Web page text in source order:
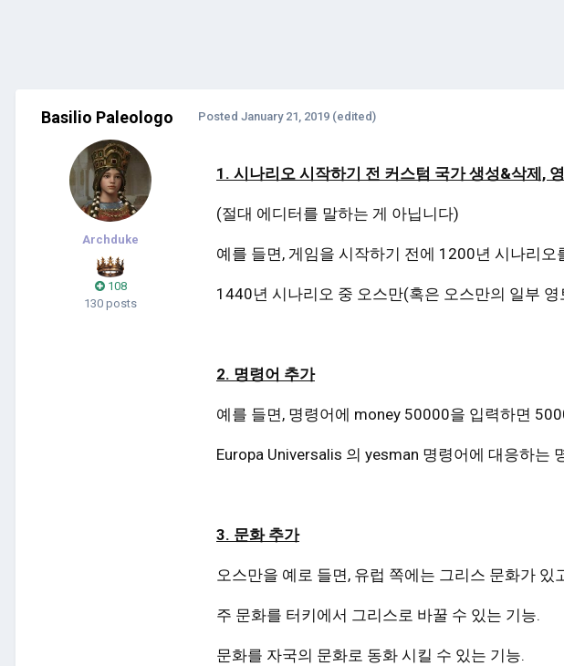
Basilio Paleologo
Archduke
108
130 posts
Posted January 21, 2019 (edited)
1. 시나리오 시작하기 전 커스텀 국가 생성&삭제,
(절대 에디터를 말하는 게 아닙니다)
예를 들면, 게임을 시작하기 전에 1200년 시나리
1440년 시나리오 중 오스만(혹은 오스만의 일부
2. 명령어 추가
예를 들면, 명령어에 money 50000을 입력하면
Europa Universalis 의 yesman 명령어에 대응하는
3. 문화 추가
오스만을 예로 들면, 유럽 쪽에는 그리스 문화가 있
주 문화를 터키에서 그리스로 바꿀 수 있는 기능.
문화를 자국의 문화로 동화 시킬 수 있는 기능.